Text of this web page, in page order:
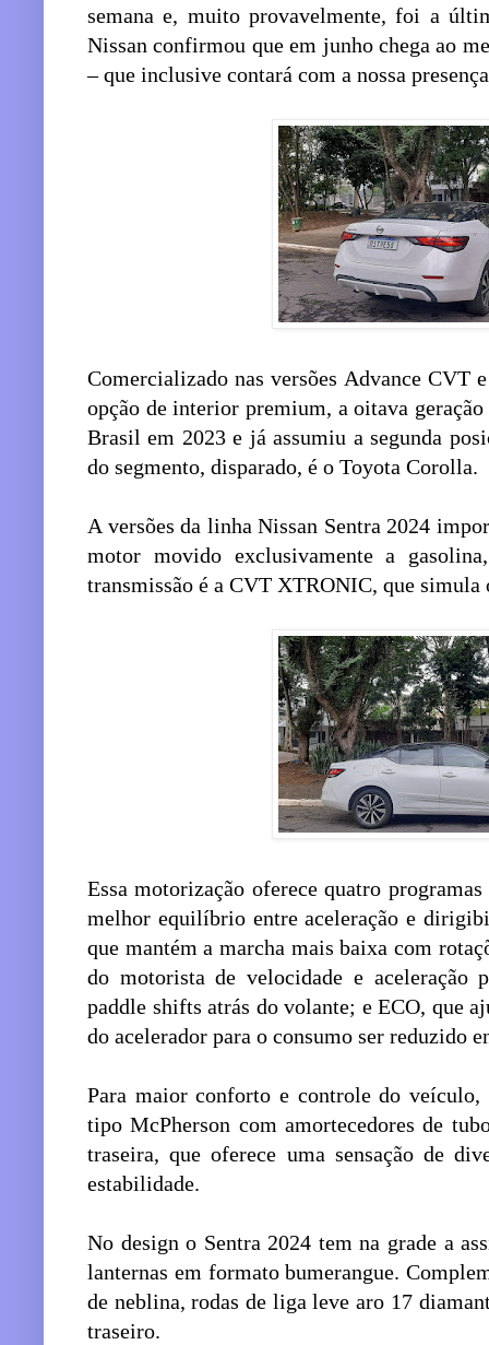
semana e, muito provavelmente, foi a
Nissan confirmou que em junho chega ao
– que inclusive contará com a nossa
Comercializado nas versões Advance CVT
opção de interior premium, a oitava
Brasil em 2023 e já assumiu a segunda
do segmento, disparado, é o Toyota Corolla.
A versões da linha Nissan Sentra 2024
motor movido exclusivamente a
transmissão é a CVT XTRONIC, que simula
Essa motorização oferece quatro
melhor equilíbrio entre aceleração e
que mantém a marcha mais baixa com
do motorista de velocidade e aceleração
paddle shifts atrás do volante; e ECO, que
do acelerador para o consumo ser reduzido
Para maior conforto e controle do veículo,
tipo McPherson com amortecedores de
traseira, que oferece uma sensação de
estabilidade.
No design o Sentra 2024 tem na grade a
lanternas em formato bumerangue.
de neblina, rodas de liga leve aro 17
traseiro.